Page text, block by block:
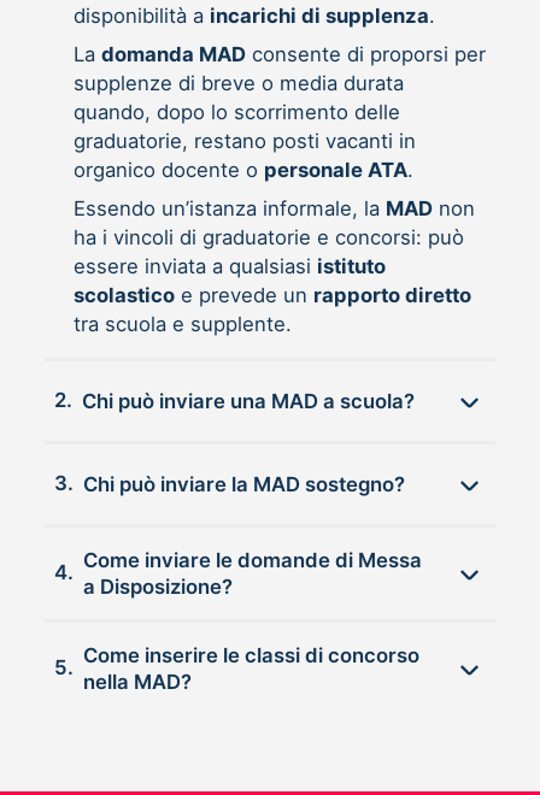
disponibilità a incarichi di supplenza.
La domanda MADconsente di proporsi per
supplenze di breve o media durata
quando, dopo lo scorrimento delle
graduatorie, restano posti vacanti in
organico docente o personale ATA.
Essendo un’istanza informale, la MADnon
ha i vincoli di graduatorie e concorsi: può
essere inviata a qualsiasi istituto
scolasticoe prevede un rapporto diretto
tra scuola e supplente.
2. Chi può inviare una MAD a scuola?
3. Chi può inviare la MAD sostegno?
4.
Come inviare le domande di Messa
a Disposizione?
5.
Come inserire le classi di concorso
nella MAD?